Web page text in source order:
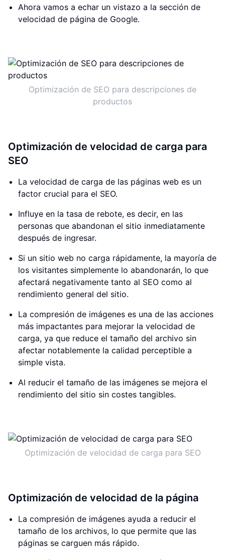
Ahora vamos a echar un vistazo a la sección de
velocidad de página de Google.
Optimización de SEO para descripciones de
productos
Optimización de velocidad de carga para
SEO
La velocidad de carga de las páginas web es un
factor crucial para el SEO.
Influye en la tasa de rebote, es decir, en las
personas que abandonan el sitio inmediatamente
después de ingresar.
Si un sitio web no carga rápidamente, la mayoría de
los visitantes simplemente lo abandonarán, lo que
afectará negativamente tanto al SEO como al
rendimiento general del sitio.
La compresión de imágenes es una de las acciones
más impactantes para mejorar la velocidad de
carga, ya que reduce el tamaño del archivo sin
afectar notablemente la calidad perceptible a
simple vista.
Al reducir el tamaño de las imágenes se mejora el
rendimiento del sitio sin costes tangibles.
Optimización de velocidad de carga para SEO
Optimización de velocidad de la página
La compresión de imágenes ayuda a reducir el
tamaño de los archivos, lo que permite que las
páginas se carguen más rápido.